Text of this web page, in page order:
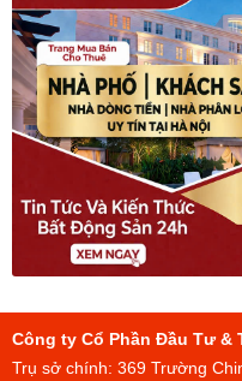
Công ty Cổ Phần Đầu Tư &
Trụ sở chính: 369 Trường